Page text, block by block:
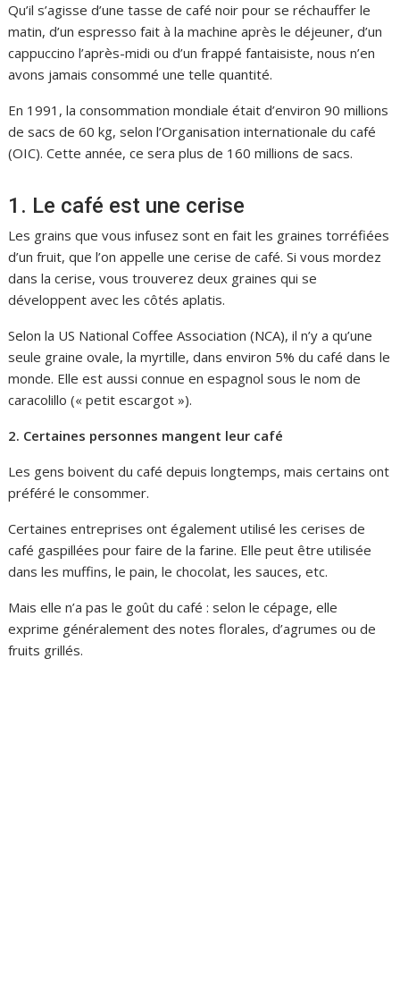
Qu’il s’agisse d’une tasse de café noir pour se réchauffer le
matin, d’un espresso fait à la machine après le déjeuner, d’un
cappuccino l’après-midi ou d’un frappé fantaisiste, nous n’en
avons jamais consommé une telle quantité.
En 1991, la consommation mondiale était d’environ 90 millions
de sacs de 60 kg, selon l’Organisation internationale du café
(OIC). Cette année, ce sera plus de 160 millions de sacs.
1. Le café est une cerise
Les grains que vous infusez sont en fait les graines torréfiées
d’un fruit, que l’on appelle une cerise de café. Si vous mordez
dans la cerise, vous trouverez deux graines qui se
développent avec les côtés aplatis.
Selon la US National Coffee Association (NCA), il n’y a qu’une
seule graine ovale, la myrtille, dans environ 5% du café dans le
monde. Elle est aussi connue en espagnol sous le nom de
caracolillo (« petit escargot »).
2. Certaines personnes mangent leur café
Les gens boivent du café depuis longtemps, mais certains ont
préféré le consommer.
Certaines entreprises ont également utilisé les cerises de
café gaspillées pour faire de la farine. Elle peut être utilisée
dans les muffins, le pain, le chocolat, les sauces, etc.
Mais elle n’a pas le goût du café : selon le cépage, elle
exprime généralement des notes florales, d’agrumes ou de
fruits grillés.